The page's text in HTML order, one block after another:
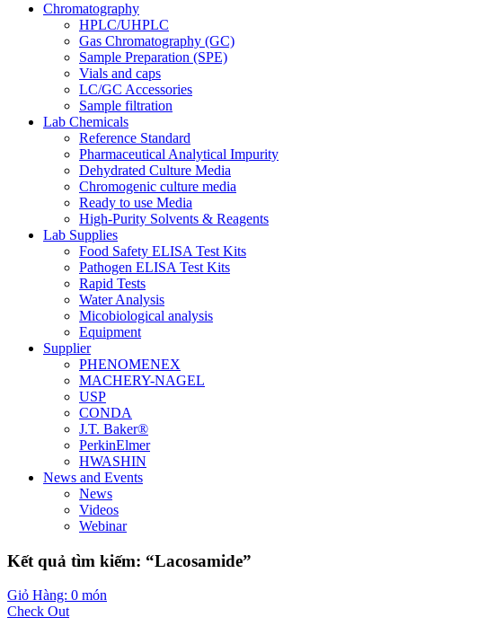
Chromatography
HPLC/UHPLC
Gas Chromatography (GC)
Sample Preparation (SPE)
Vials and caps
LC/GC Accessories
Sample filtration
Lab Chemicals
Reference Standard
Pharmaceutical Analytical Impurity
Dehydrated Culture Media
Chromogenic culture media
Ready to use Media
High-Purity Solvents & Reagents
Lab Supplies
Food Safety ELISA Test Kits
Pathogen ELISA Test Kits
Rapid Tests
Water Analysis
Micobiological analysis
Equipment
Supplier
PHENOMENEX
MACHERY-NAGEL
USP
CONDA
J.T. Baker®
PerkinElmer
HWASHIN
News and Events
News
Videos
Webinar
Kết quả tìm kiếm: “Lacosamide”
Giỏ Hàng: 0 món
Check Out